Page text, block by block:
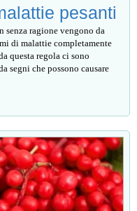
pesanti
senza ragione vengono da
di malattie completamente
questa regola ci sono
segni che possono causare